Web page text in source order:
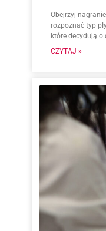
Obejrzyj
rozpoznać typ
które decydują o
CZYTAJ »